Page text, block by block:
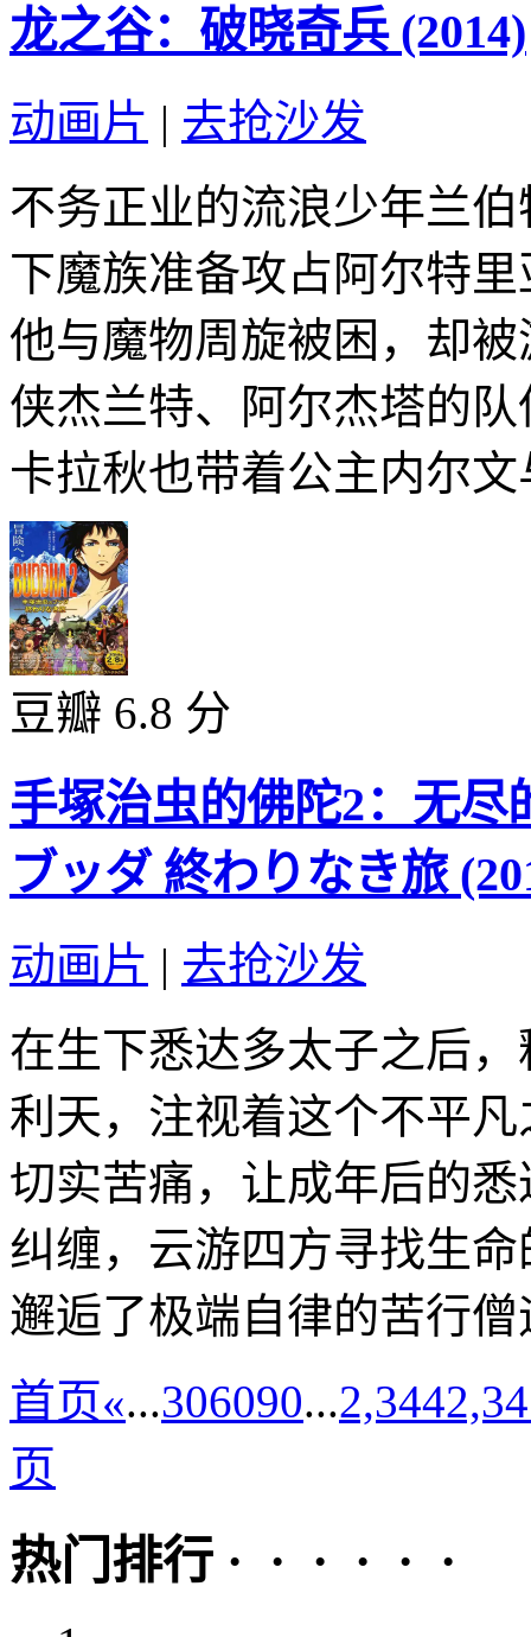
龙之谷：破晓奇兵 (2014)
动画片 | 去抢沙发
不务正业的流浪少年兰
下魔族准备攻占阿尔特
他与魔物周旋被困，却
侠杰兰特、阿尔杰塔的
卡拉秋也带着公主内尔文
豆瓣 6.8 分
手塚治虫的佛陀2：无
ブッダ 終わりなき旅
动画片 | 去抢沙发
在生下悉达多太子之后
利天，注视着这个不平
切实苦痛，让成年后的
纠缠，云游四方寻找生
邂逅了极端自律的苦行僧
首页«...306090...2,344
页
热门排行 · · · · · ·